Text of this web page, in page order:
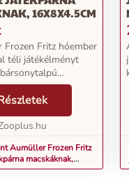
16X8X4.5CM
Fritz hóember
téli játékélményt
A
játékpárna
töltött, amely
amikor...
Aumüller Frozen Fritz
macskáknak,